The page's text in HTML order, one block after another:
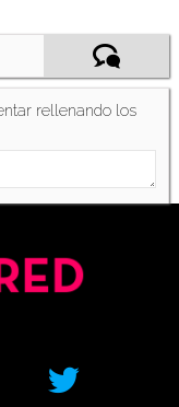
rellenando los